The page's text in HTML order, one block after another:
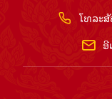
ໂທລະ
ອີ